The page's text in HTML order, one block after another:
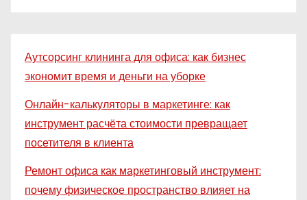
Аутсорсинг клининга для офиса: как бизнес
экономит время и деньги на уборке
Онлайн-калькуляторы в маркетинге: как
инструмент расчёта стоимости превращает
посетителя в клиента
Ремонт офиса как маркетинговый инструмент:
почему физическое пространство влияет на